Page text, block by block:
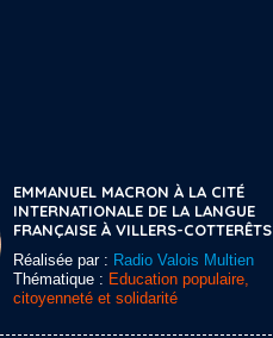
EMMANUEL MACRON À LA CITÉ
INTERNATIONALE DE LA LANGUE
FRANÇAISE À VILLERS-COTTERÊTS
Réalisée par : Radio Valois Multien
Thématique : Education populaire,
citoyenneté et solidarité